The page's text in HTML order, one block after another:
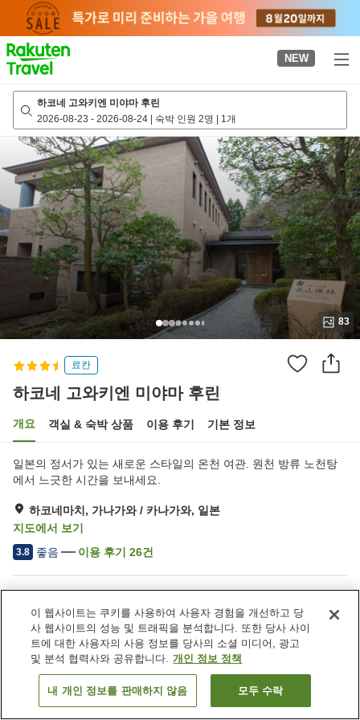
page
NEW
하코네 고와키엔 미야마 후린
2026-08-23 - 2026-08-24 | 숙박 인원 2명 | 1개
83
료칸
하코네 고와키엔 미야마 후린
개요 객실 & 숙박 상품 이용 후기 기본 정보
일본의 정서가 있는 새로운 스타일의 온천 여관. 원천 방류 노천탕
에서 느긋한 시간을 보내세요.
하코네마치, 가나가와 / 카나가와, 일본
지도에서 보기
3.8 좋음 이용 후기 26건
주차장
자동판매기
노천탕 (온천)
대욕장
일본 가나가와 / 카나가와
하코네마치
하코네 고와키엔 미야마 후린
객실 보기
이 웹사이트는 쿠키를 사용하여 사용자 경험을 개선하고 당
사 웹사이트의 성능 및 트래픽을 분석합니다. 또한 당사 사이
트에 대한 사용자의 사용 정보를 당사의 소셜 미디어, 광고
및 분석 협력사와 공유합니다. 개인 정보 정책
내 개인 정보를 판매하지 않음 모두 수락